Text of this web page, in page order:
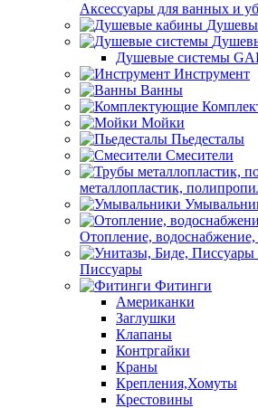
Аксессуары для ванных и
Душевые системы
Инструмент
Ванны
Мойки
Пьедесталы
Смесители
металлопластик,
Отопление, водоснабжение,
Писсуары
Фитинги
Американки
Заглушки
Клапаны
Контргайки
Краны
Крепления,Хомуты
Крестовины